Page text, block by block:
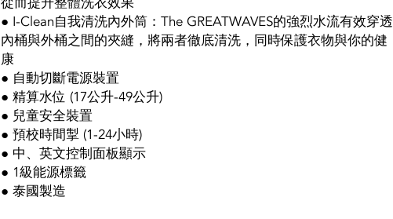
● I-Clean自我清洗內外筒：The GREATWAVES的強烈水流有效穿透
內桶與外桶之間的夾縫，將兩者徹底清洗，同時保護衣物與你的健
康
● 自動切斷電源裝置
● 精算水位 (17公升-49公升)
● 兒童安全裝置
● 預校時間掣 (1-24小時)
● 中、英文控制面板顯示
● 1級能源標籤
● 泰國製造